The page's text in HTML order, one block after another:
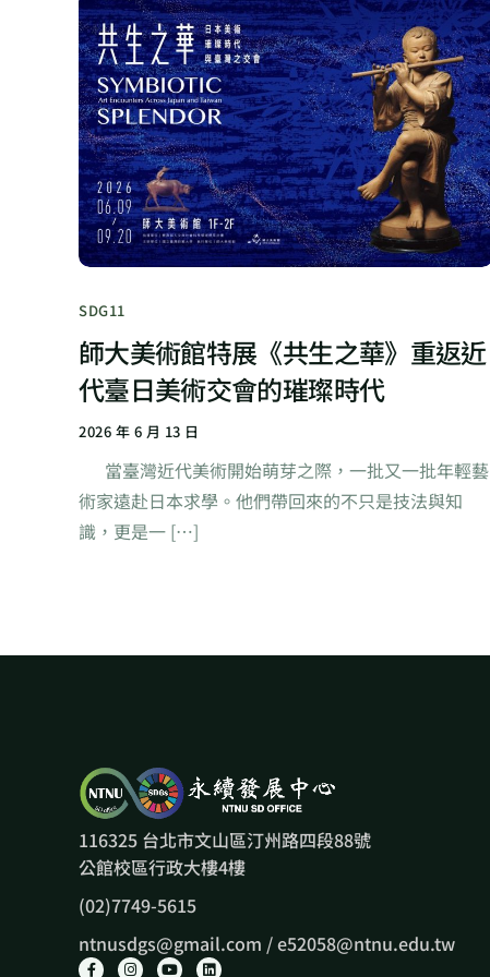
SDG11
師大美術館特展《共生之華》重返近
代臺日美術交會的璀璨時代
2026 年 6 月 13 日
當臺灣近代美術開始萌芽之際，一批又一批年輕藝
術家遠赴日本求學。他們帶回來的不只是技法與知
識，更是一 […]
116325 台北市文山區汀州路四段88號
公館校區行政大樓4樓
(02)7749-5615
ntnusdgs@gmail.com / e52058@ntnu.edu.tw